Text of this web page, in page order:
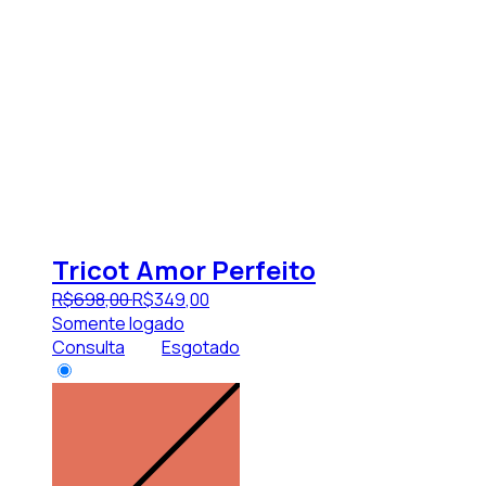
Tricot Amor Perfeito
R$698,00R$349,00
Somente logado
Consulta
Esgotado